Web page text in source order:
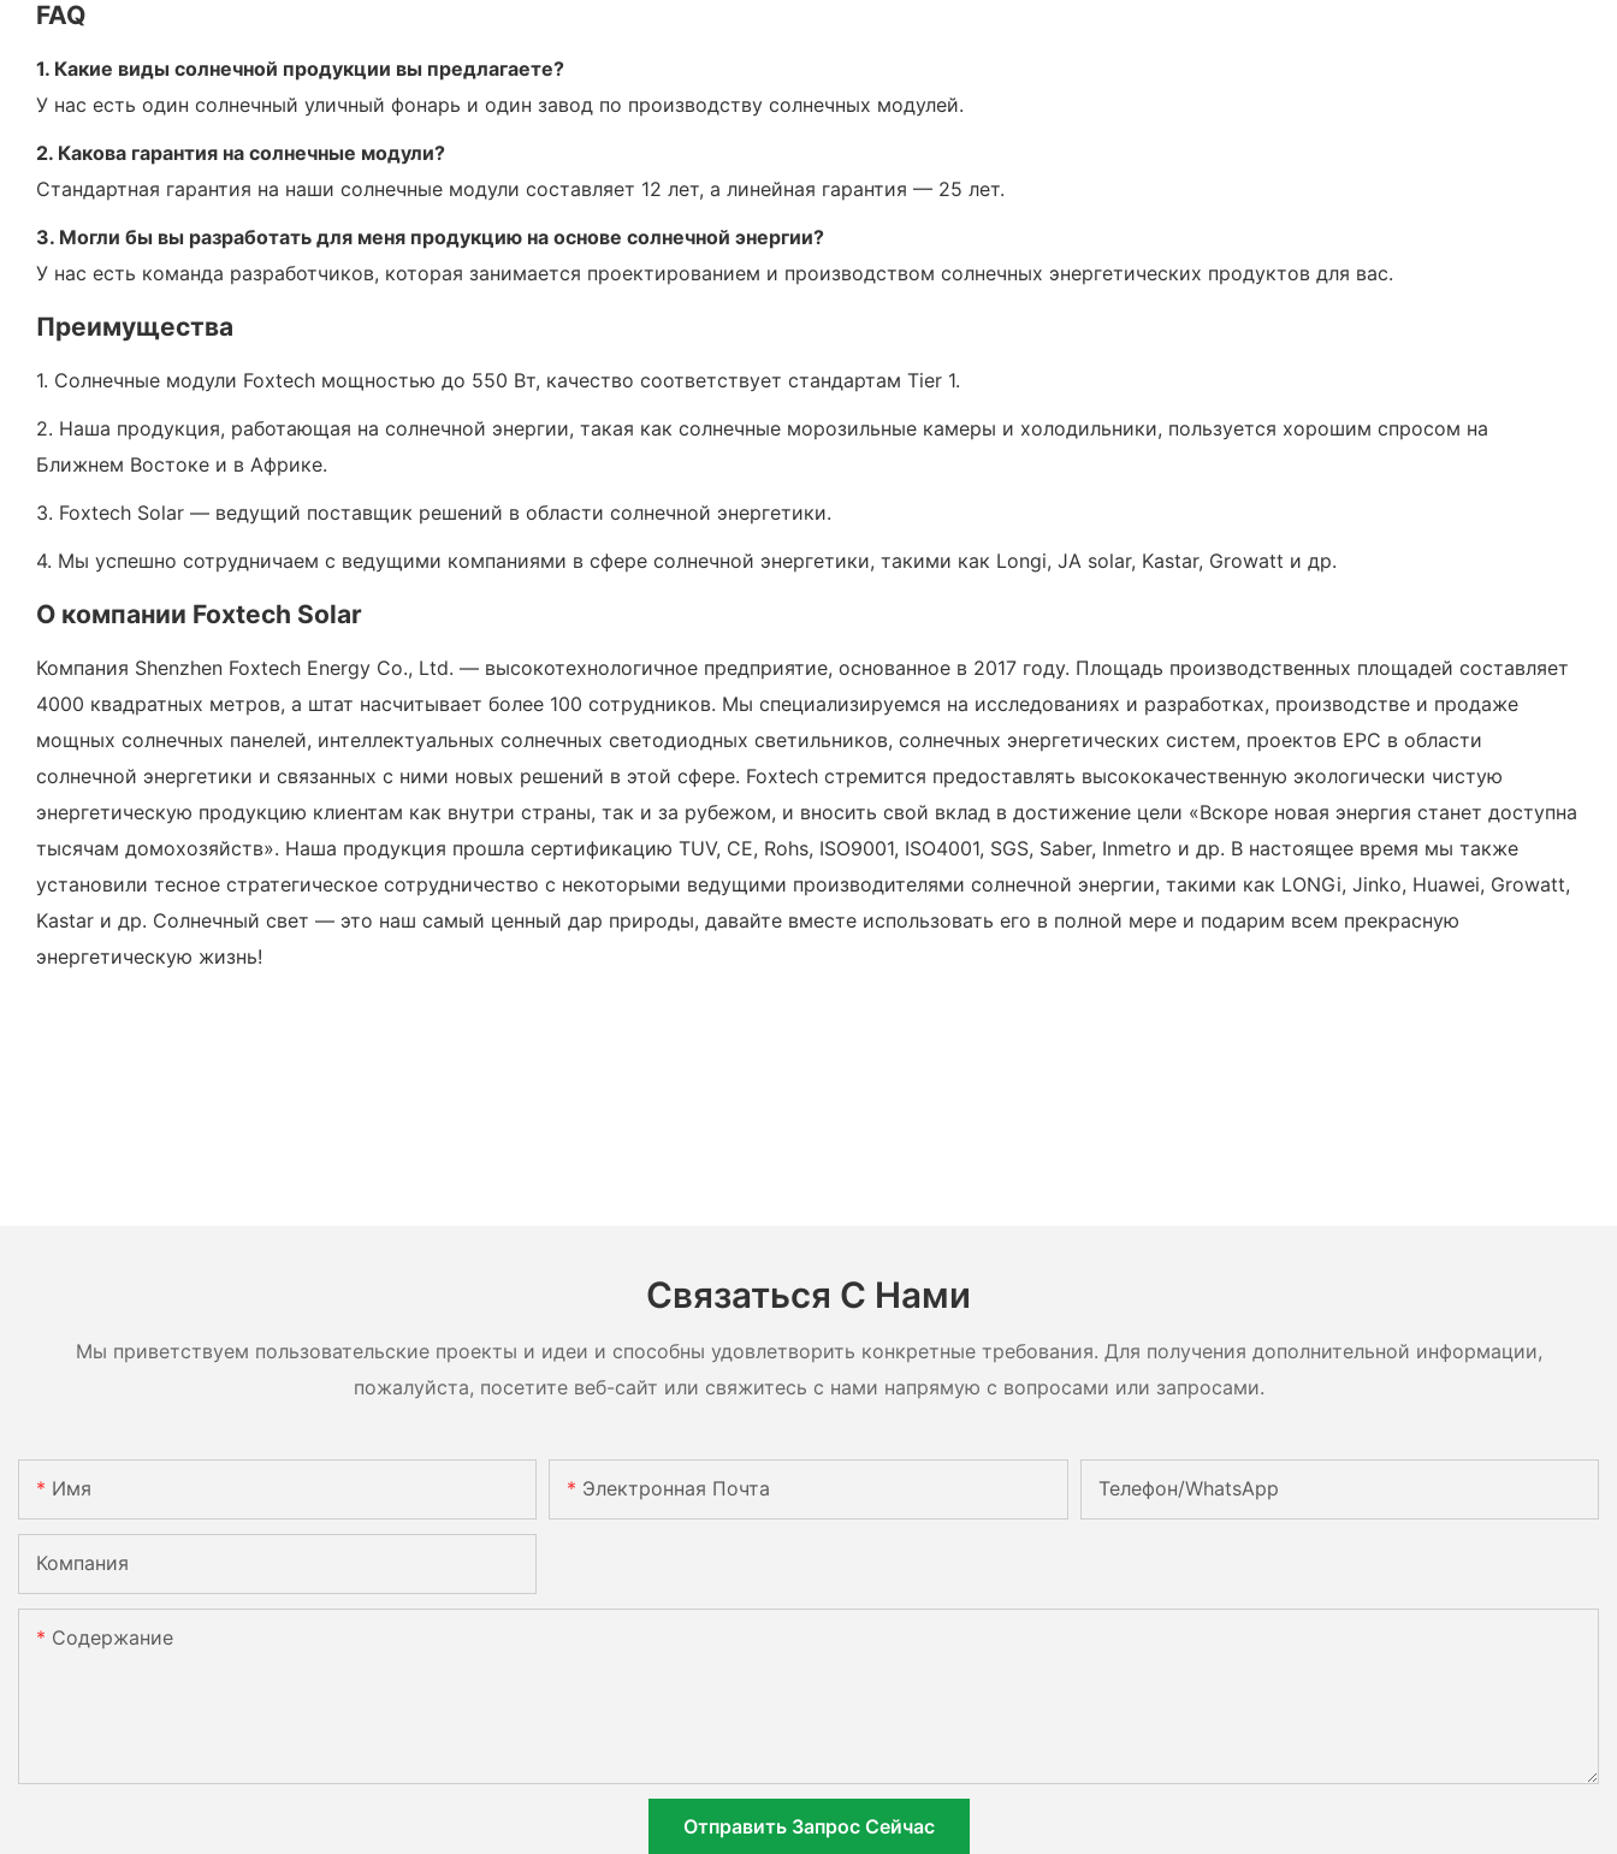
FAQ
1. Какие виды солнечной продукции вы предлагаете?
У нас есть один солнечный уличный фонарь и один завод по производству солнечных модулей.
2. Какова гарантия на солнечные модули?
Стандартная гарантия на наши солнечные модули составляет 12 лет, а линейная гарантия — 25 лет.
3. Могли бы вы разработать для меня продукцию на основе солнечной энергии?
У нас есть команда разработчиков, которая занимается проектированием и производством солнечных энергетических продуктов для вас.
Преимущества
1. Солнечные модули Foxtech мощностью до 550 Вт, качество соответствует стандартам Tier 1.
2. Наша продукция, работающая на солнечной энергии, такая как солнечные морозильные камеры и холодильники, пользуется хорошим спросом на
Ближнем Востоке и в Африке.
3. Foxtech Solar — ведущий поставщик решений в области солнечной энергетики.
4. Мы успешно сотрудничаем с ведущими компаниями в сфере солнечной энергетики, такими как Longi, JA solar, Kastar, Growatt и др.
О компании Foxtech Solar
Компания Shenzhen Foxtech Energy Co., Ltd. — высокотехнологичное предприятие, основанное в 2017 году. Площадь производственных площадей составляет
4000 квадратных метров, а штат насчитывает более 100 сотрудников. Мы специализируемся на исследованиях и разработках, производстве и продаже
мощных солнечных панелей, интеллектуальных солнечных светодиодных светильников, солнечных энергетических систем, проектов EPC в области
солнечной энергетики и связанных с ними новых решений в этой сфере. Foxtech стремится предоставлять высококачественную экологически чистую
энергетическую продукцию клиентам как внутри страны, так и за рубежом, и вносить свой вклад в достижение цели «Вскоре новая энергия станет доступна
тысячам домохозяйств». Наша продукция прошла сертификацию TUV, CE, Rohs, ISO9001, ISO4001, SGS, Saber, Inmetro и др. В настоящее время мы также
установили тесное стратегическое сотрудничество с некоторыми ведущими производителями солнечной энергии, такими как LONGi, Jinko, Huawei, Growatt,
Kastar и др. Солнечный свет — это наш самый ценный дар природы, давайте вместе использовать его в полной мере и подарим всем прекрасную
энергетическую жизнь!
Связаться С Нами
Мы приветствуем пользовательские проекты и идеи и способны удовлетворить конкретные требования. Для получения дополнительной информации,
пожалуйста, посетите веб-сайт или свяжитесь с нами напрямую с вопросами или запросами.
Имя Электронная Почта Телефон/WhatsApp
Компания
Содержание
Отправить Запрос Сейчас